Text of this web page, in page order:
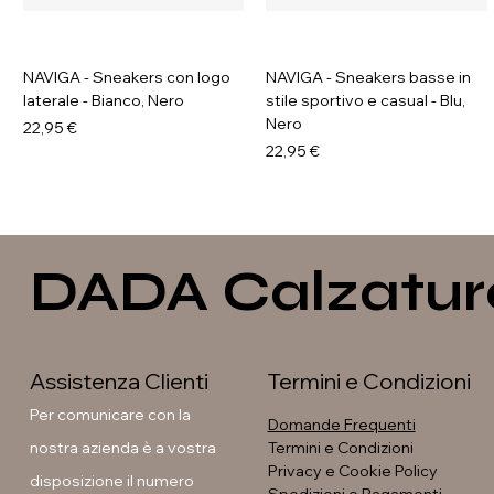
NAVIGA - Sneakers con logo
laterale - Bianco, Nero
Prezzo
22,95 €
NAVIGA - Sneakers basse in
stile sportivo e casual - Blu,
Nero
Prezzo
22,95 €
Soleil - Anfibi con fibbia e GALIA - Sneakers platform
GAVI - Stivaletti con fibbia e GAVI - Anfibi con suola
DADA
Assistenza Clienti
Per comunicare con la
nostra azienda è a vostra
disposizione il numero
Termini e Condizioni
Domande Frequenti
Termini e Condizioni
Privacy e Cookie Policy